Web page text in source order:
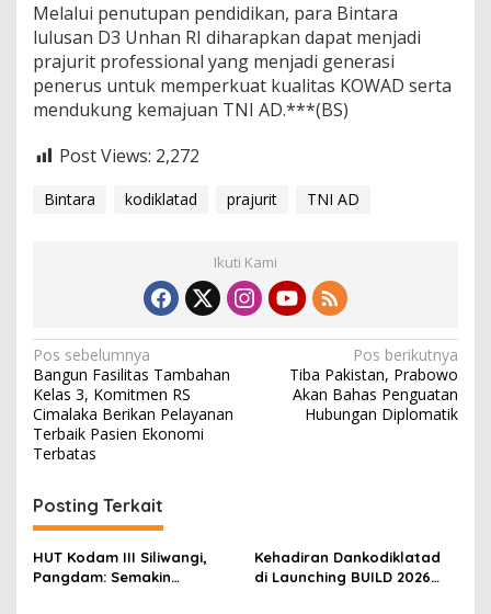
Melalui penutupan pendidikan, para Bintara
lulusan D3 Unhan RI diharapkan dapat menjadi
prajurit professional yang menjadi generasi
penerus untuk memperkuat kualitas KOWAD serta
mendukung kemajuan TNI AD.***(BS)
Post Views: 2,272
Bintara kodiklatad prajurit TNI AD
Ikuti Kami
N
a
v
i
a
s
i
Pos sebelumnya
Bangun Fasilitas Tambahan
Kelas 3, Komitmen RS
Cimalaka Berikan Pelayanan
Terbaik Pasien Ekonomi
Terbatas
Pos berikutnya
Tiba Pakistan, Prabowo
Akan Bahas Penguatan
Hubungan Diplomatik
Posting Terkait
HUT Kodam III Siliwangi,
Pangdam: Semakin
Kehadiran Dankodiklatad
di Launching BUILD 2026